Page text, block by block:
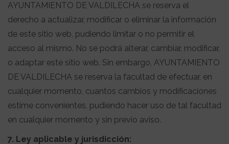
AYUNTAMIENTO DE VALDILECHA se reserva el
derecho a actualizar, modificar o eliminar la información
de este sitio web, pudiendo limitar o no permitir el
acceso al mismo. No se podrá alterar, cambiar, modificar,
o adaptar este sitio web. Sin embargo, AYUNTAMIENTO
DE VALDILECHA se reserva la facultad de efectuar, en
cualquier momento, cuantos cambios y modificaciones
estime convenientes, pudiendo hacer uso de tal facultad
en cualquier momento y sin previo aviso.
7. Ley aplicable y jurisdicción: